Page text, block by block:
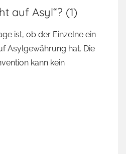
auf Asyl“? (1)
ist, ob der Einzelne ein
Asylgewährung hat. Die
kann kein